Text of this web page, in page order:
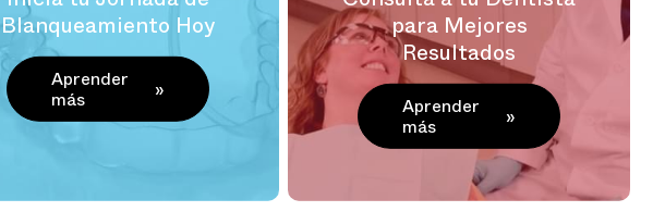
Blanqueamiento Hoy
Aprender
más
para Mejores
Resultados
Aprender
más